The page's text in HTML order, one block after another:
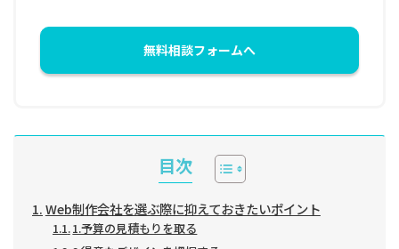
無料相談フォームへ
目次
Web制作会社を選ぶ際に抑えておきたいポイント
1.予算の見積もりを取る